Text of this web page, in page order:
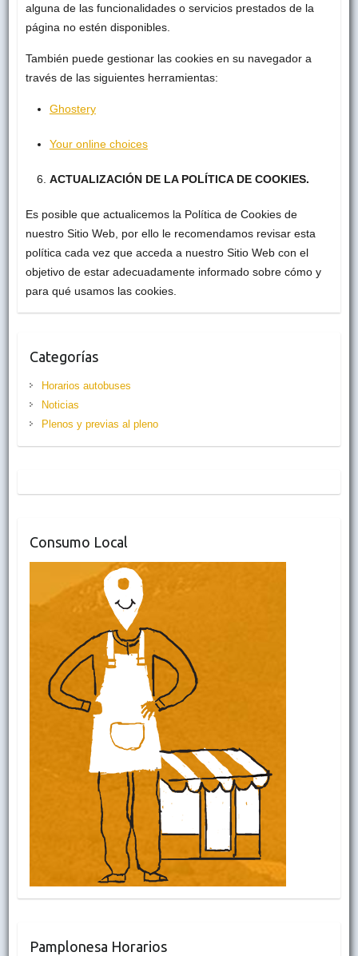
alguna de las funcionalidades o servicios prestados de la
página no estén disponibles.
También puede gestionar las cookies en su navegador a
través de las siguientes herramientas:
Ghostery
Your online choices
ACTUALIZACIÓN DE LA POLÍTICA DE COOKIES.
Es posible que actualicemos la Política de Cookies de
nuestro Sitio Web, por ello le recomendamos revisar esta
política cada vez que acceda a nuestro Sitio Web con el
objetivo de estar adecuadamente informado sobre cómo y
para qué usamos las cookies.
Categorías
Horarios autobuses
Noticias
Plenos y previas al pleno
Consumo Local
Pamplonesa Horarios